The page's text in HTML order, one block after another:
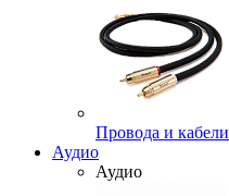
Провода и кабели
Аудио
Аудио